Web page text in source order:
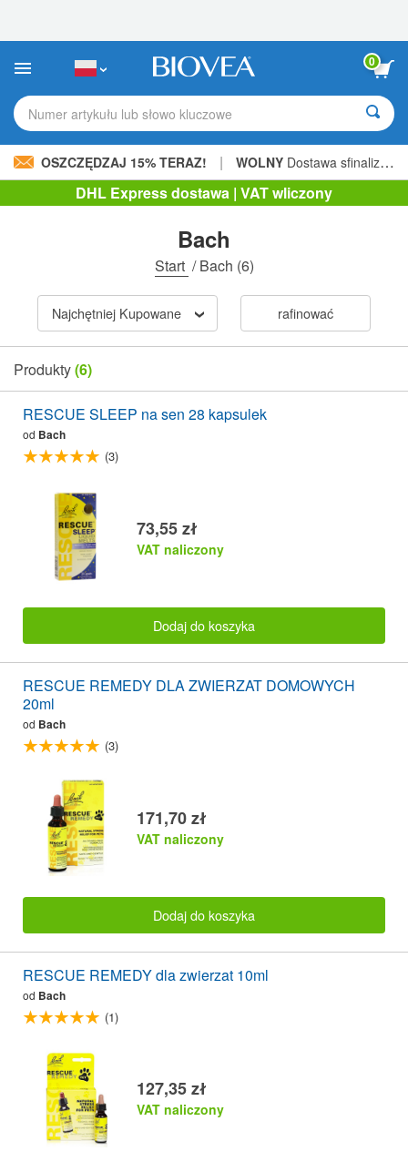
strona
internetowa
zawiera
ułatwień
dostępu.
0
Numer artykułu lub słowo kluczowe
OSZCZĘDZAJ 15% TERAZ! | WOLNY Dostawa sfinalizowana 206,00 zł »
DHL Express dostawa | VAT wliczony
Bach
Start /Bach (6)
Najchętniej Kupowane rafinować
Produkty(6)
RESCUE SLEEP na sen 28 kapsulek
od Bach
(3)
73,55 zł
VAT naliczony
Dodaj do koszyka
RESCUE REMEDY DLA ZWIERZAT DOMOWYCH
20ml
od Bach
(3)
171,70 zł
VAT naliczony
Dodaj do koszyka
RESCUE REMEDY dla zwierzat 10ml
od Bach
(1)
127,35 zł
VAT naliczony